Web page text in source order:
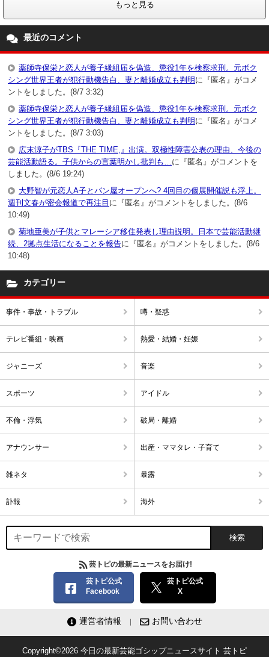
もっと見る
最近のコメント
薬師寺保栄と恋人が養子縁組届を偽造、懲役1年を検察求刑。元ボク
シング世界王者が犯行動機告白、妻と離婚成立も判明 に『匿名』がコメ
ントをしました。(8/7 3:32)
薬師寺保栄と恋人が養子縁組届を偽造、懲役1年を検察求刑。元ボク
シング世界王者が犯行動機告白、妻と離婚成立も判明 に『匿名』がコメ
ントをしました。(8/7 3:03)
広末涼子がTBS『THE TIME,』出演。双極性障害公表の理由、今後の
芸能活動語る。子供からの言葉明かし批判も… に『匿名』がコメントを
しました。(8/6 19:24)
大野智が元恋人A子とパン屋オープンへ? 4回目の個展開催説も浮上。
週刊文春が密会報道で再注目 に『匿名』がコメントをしました。(8/6
10:49)
菊地亜美が子供とマレーシア移住発表し理由説明。日本で芸能活動継
続、2拠点生活になることを報告に『匿名』がコメントをしました。(8/6
10:48)
カテゴリー
事件・事故・トラブル 噂・疑惑
テレビ番組・映画 熱愛・結婚・妊娠
ジャニーズ 音楽
スポーツ アイドル
不倫・浮気 破局・離婚
アナウンサー 出産・ママタレ・子育て
雑ネタ 暴露
訃報 海外
芸トピの最新ニュースをお届け!
芸トピ公式
Facebook
芸トピ公式
X
運営者情報 お問い合わせ
Copyright©2026 今日の最新芸能ゴシップニュースサイト 芸トピ